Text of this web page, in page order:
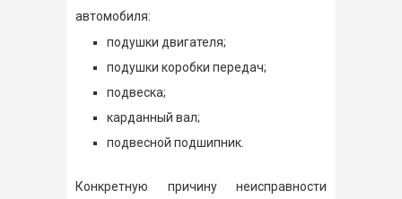
автомобиля:
подушки двигателя;
подушки коробки передач;
подвеска;
карданный вал;
подвесной подшипник.
Конкретную причину неисправности